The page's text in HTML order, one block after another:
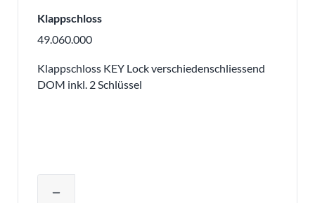
Klappschloss
49.060.000
Klappschloss KEY Lock verschiedenschliessend
DOM inkl. 2 Schlüssel
remove